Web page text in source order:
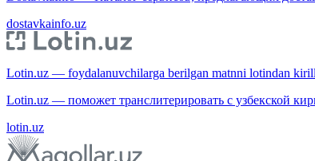
dostavkainfo.uz
Lotin.uz — foydalanuvchilarga berilgan matnni lotindan
Lotin.uz — поможет транслитерировать с узбекской
lotin.uz